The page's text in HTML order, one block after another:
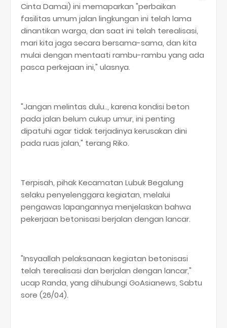
Cinta Damai) ini memaparkan "perbaikan
fasilitas umum jalan lingkungan ini telah lama
dinantikan warga, dan saat ini telah terealisasi,
mari kita jaga secara bersama-sama, dan kita
mulai dengan mentaati rambu-rambu yang ada
pasca perkejaan ini," ulasnya.
"Jangan melintas dulu.., karena kondisi beton
pada jalan belum cukup umur, ini penting
dipatuhi agar tidak terjadinya kerusakan dini
pada ruas jalan," terang Riko.
Terpisah, pihak Kecamatan Lubuk Begalung
selaku penyelenggara kegiatan, melalui
pengawas lapangannya menjelaskan bahwa
pekerjaan betonisasi berjalan dengan lancar.
"Insyaallah pelaksanaan kegiatan betonisasi
telah terealisasi dan berjalan dengan lancar,"
ucap Randa, yang dihubungi GoAsianews, Sabtu
sore (26/04).